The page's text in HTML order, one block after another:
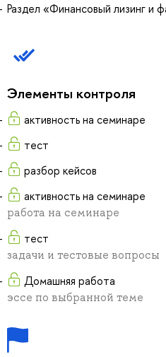
Раздел «Финансовый лизинг и
Элементы контроля
активность на семинаре
тест
разбор кейсов
активность на семинаре
работа на семинаре
тест
задачи и тестовые вопросы
Домашняя работа
эссе по выбранной теме